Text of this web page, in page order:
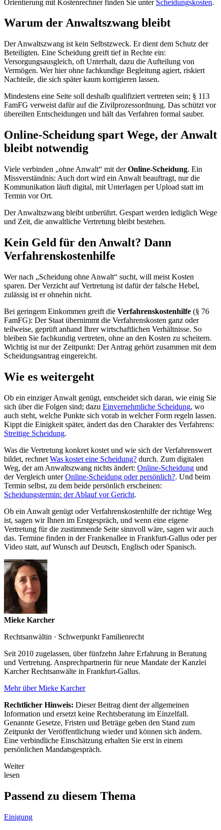
Orientierung mit Kostenrechner finden Sie unter Scheidungskosten.
Warum der Anwaltszwang bleibt
Der Anwaltszwang ist kein Selbstzweck. Er dient dem Schutz der
Beteiligten. Eine Scheidung greift tief in Rechte ein:
Versorgungsausgleich, oft Unterhalt, dazu die Aufteilung von
Vermögen. Wer hier ohne fachkundige Begleitung agiert, riskiert
Nachteile, die sich später kaum korrigieren lassen.
Mindestens eine Seite soll deshalb qualifiziert vertreten sein; § 113
FamFG verweist dafür auf die Zivilprozessordnung. Das schützt vor
übereilten Entscheidungen und hält das Verfahren formal sauber.
Online-Scheidung spart Wege, der Anwalt
bleibt notwendig
Viele verbinden „ohne Anwalt“ mit derOnline-Scheidung. Ein
Missverständnis: Auch dort wird ein Anwalt beauftragt, nur die
Kommunikation läuft digital, mit Unterlagen per Upload statt im
Termin vor Ort.
Der Anwaltszwang bleibt unberührt. Gespart werden lediglich Wege
und Zeit, die anwaltliche Vertretung bleibt bestehen.
Kein Geld für den Anwalt? Dann
Verfahrenskostenhilfe
Wer nach „Scheidung ohne Anwalt“ sucht, will meist Kosten
sparen. Der Verzicht auf Vertretung ist dafür der falsche Hebel,
zulässig ist er ohnehin nicht.
Bei geringem Einkommen greift die Verfahrenskostenhilfe (§ 76
FamFG): Der Staat übernimmt die Verfahrenskosten ganz oder
teilweise, geprüft anhand Ihrer wirtschaftlichen Verhältnisse. So
bleiben Sie fachkundig vertreten, ohne an den Kosten zu scheitern.
Wichtig ist nur der Zeitpunkt: Der Antrag gehört zusammen mit dem
Scheidungsantrag eingereicht.
Wie es weitergeht
Ob ein einziger Anwalt genügt, entscheidet sich daran, wie einig Sie
sich über die Folgen sind; dazu Einvernehmliche Scheidung, wo
auch steht, welche Punkte sich vorab in welcher Form regeln lassen.
Kippt die Einigkeit später, ändert das den Charakter des Verfahrens:
Streitige Scheidung.
Was die Vertretung konkret kostet und wie sich der Verfahrenswert
bildet, rechnet Was kostet eine Scheidung? durch. Zum digitalen
Weg, der am Anwaltszwang nichts ändert: Online-Scheidung und
der Vergleich unterOnline-Scheidung oder persönlich?. Und beim
Termin selbst, zu dem beide persönlich erscheinen:
Scheidungstermin: der Ablauf vor Gericht.
Ob ein Anwalt genügt oder Verfahrenskostenhilfe der richtige Weg
ist, sagen wir Ihnen im Erstgespräch, und wenn eine eigene
Vertretung für die zustimmende Seite sinnvoll wäre, sagen wir auch
das. Termine finden in der Frankenallee in Frankfurt-Gallus oder per
Video statt, auf Wunsch auf Deutsch, Englisch oder Spanisch.
Mieke Karcher
Rechtsanwältin · Schwerpunkt Familienrecht
Seit 2010 zugelassen, über fünfzehn Jahre Erfahrung in Beratung
und Vertretung. Ansprechpartnerin für neue Mandate der Kanzlei
Karcher Rechtsanwälte in Frankfurt-Gallus.
Mehr über Mieke Karcher
Rechtlicher Hinweis: Dieser Beitrag dient der allgemeinen
Information und ersetzt keine Rechtsberatung im Einzelfall.
Genannte Gesetze, Fristen und Beträge geben den Stand zum
Zeitpunkt der Veröffentlichung wieder und können sich ändern.
Eine verbindliche Einschätzung erhalten Sie erst in einem
persönlichen Mandatsgespräch.
Weiter
lesen
Passend zu diesem Thema
Einigung